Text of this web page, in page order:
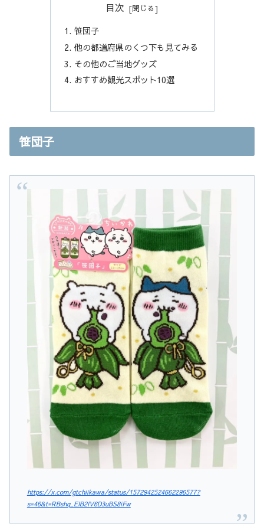
目次
笹団子
他の都道府県のくつ下も見てみる
その他のご当地グッズ
おすすめ観光スポット10選
笹団子
https://x.com/gtchiikawa/status/1572942524662296577?
s=46&t=RBshq_EIB2IV6D3uBS8iFw